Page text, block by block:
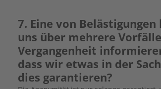
7. Eine von
uns über mehrere
Vergangenheit
dass wir etwas in der
dies garantieren?